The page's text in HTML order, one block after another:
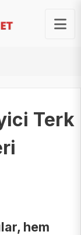
Terk
hem